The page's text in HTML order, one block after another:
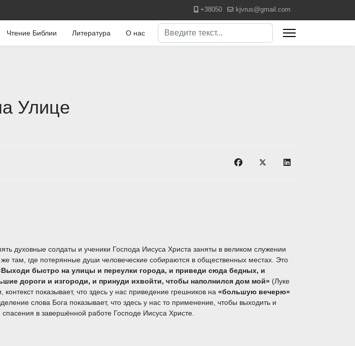
+38050 kjvrus@gmail.com
Чтение Библии Литература О нас
Поиск
Улице
солдаты и ученики Господа Иисуса Христа заняты в великом служении
там, где потерянные души человеческие собираются в общественных местах. Это
быстро на улицы и переулки города, и приведи сюда бедных, и
дороги и изгороди, и принуди ихвойти, чтобы наполнился дом мой» (Луке
показывает, что здесь у нас приведение грешников на «большую вечерю»
слова Бога показывает, что здесь у нас то применение, чтобы выходить и
в завершённой работе Господе Иисуса Христе.